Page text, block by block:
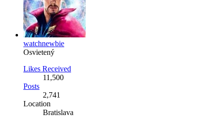
watchnewbie
Osvietený
Likes Received
11,500
Posts
2,741
Location
Bratislava